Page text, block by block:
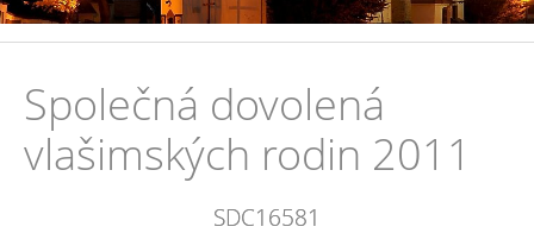
Společná dovolená
vlašimských rodin 2011
SDC16581